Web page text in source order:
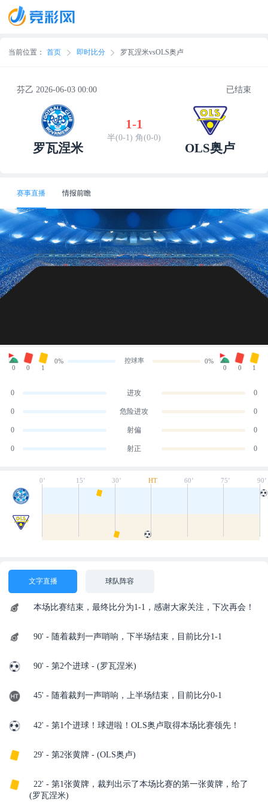
当前位置： 首页 即时比分 罗瓦涅米vsOLS奥卢
芬乙 2026-06-03 00:00 已结束
罗瓦涅米
1-1
半(0-1) 角(0-0)
OLS奥卢
赛事直播 情报前瞻
0 0 1
0% 控球率
0%
0
0 1
0 进攻 0
0 危险进攻 0
0 射偏 0
0 射正 0
0’ 15’ 30’ HT 60’ 75’ 90’
文字直播 球队阵容
本场比赛结束，最终比分为1-1，感谢大家关注，下次再会！
90' - 随着裁判一声哨响，下半场结束，目前比分1-1
90' - 第2个进球 - (罗瓦涅米)
45' - 随着裁判一声哨响，上半场结束，目前比分0-1
42' - 第1个进球！球进啦！OLS奥卢取得本场比赛领先！
29' - 第2张黄牌 - (OLS奥卢)
22' - 第1张黄牌，裁判出示了本场比赛的第一张黄牌，给了
(罗瓦涅米)